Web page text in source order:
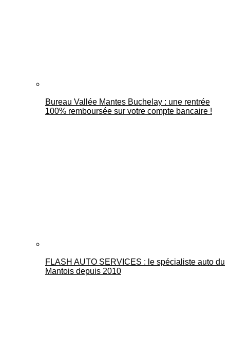
Bureau Vallée Mantes Buchelay : une rentrée
100% remboursée sur votre compte bancaire !
FLASH AUTO SERVICES : le spécialiste auto du
Mantois depuis 2010